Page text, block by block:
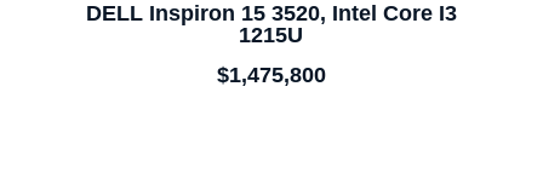
DELL Inspiron 15 3520, Intel Core I3
1215U
$1,475,800